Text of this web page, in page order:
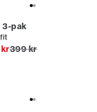
3-pak
I alt (uden rabat)
399 kr